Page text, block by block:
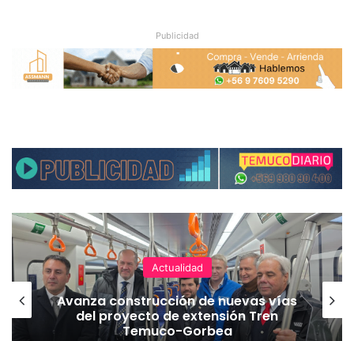
Publicidad
Actualidad
Avanza construcción de nuevas vías
del proyecto de extensión Tren
Temuco-Gorbea